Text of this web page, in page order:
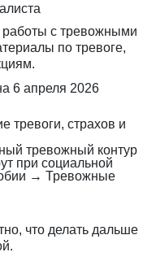
с тревожными
по тревоге,
6 апреля 2026
тревоги, страхов и
тревожный контур
при социальной
→ Тревожные
что делать дальше